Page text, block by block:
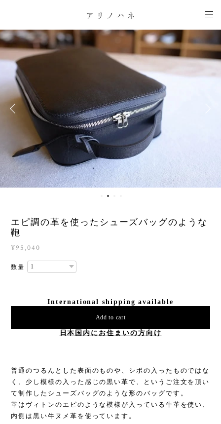
エピ調の革を使ったシューズバッグのような
鞄
¥95,040
数量
International shipping available
Add to cart
日本国内にお住まいの方向け
普通のつるんとした表面のものや、シボの入ったものではな
く、少し模様の入った感じの黒い革で、というご注文を頂い
て制作したシューズバッグのような形のバッグです。
革はヴィトンのエピのような模様が入っている牛革を使い、
内側は黒い牛ヌメ革を使っています。